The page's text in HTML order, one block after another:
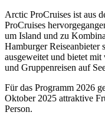
Arctic ProCruises ist aus
ProCruises
um Island und zu
Hamburger Reiseanbieter
ausgeweitet und bietet mit
und Gruppenreisen auf
Für das Programm 2026
Oktober 2025 attraktive
Person.